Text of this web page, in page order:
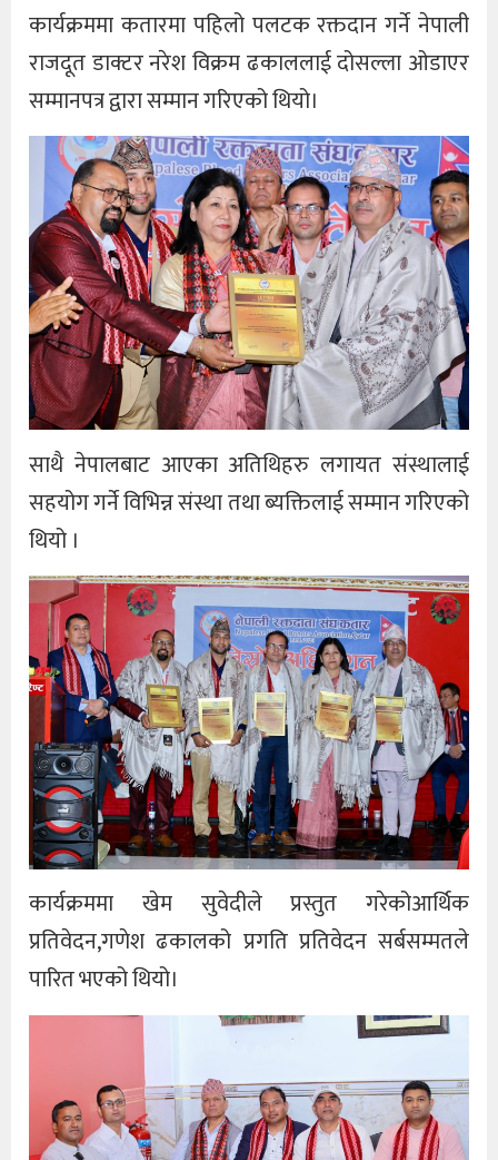
कार्यक्रममा कतारमा पहिलो पलटक रक्तदान गर्ने नेपाली
राजदूत डाक्टर नरेश विक्रम ढकाललाई दोसल्ला ओडाएर
सम्मानपत्र द्वारा सम्मान गरिएको थियो।
साथै नेपालबाट आएका अतिथिहरु लगायत संस्थालाई
सहयोग गर्ने विभिन्न संस्था तथा ब्यक्तिलाई सम्मान गरिएको
थियो ।
कार्यक्रममा खेम सुवेदीले प्रस्तुत गरेकोआर्थिक
प्रतिवेदन,गणेश ढकालको प्रगति प्रतिवेदन सर्बसम्मतले
पारित भएको थियो।